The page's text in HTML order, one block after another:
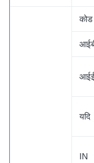
कोड
यदि
IN